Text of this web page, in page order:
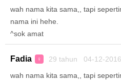
wah nama kita sama,, tapi
nama ini hehe.
^sok amat
Fadia ♀ 29 tahun 04-12-2016
wah nama kita sama,, tapi